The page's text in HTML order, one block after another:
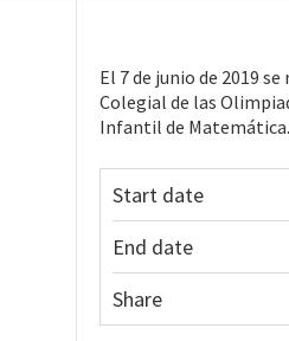
El 7 de junio de 2019
Colegial de las
Infantil de Matemática.
Start date
End date
Share